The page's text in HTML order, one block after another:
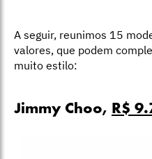
A seguir, reunimos 15
valores, que podem
muito estilo:
Jimmy Choo, R$